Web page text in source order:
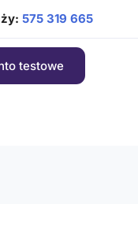
575 319 665
testowe